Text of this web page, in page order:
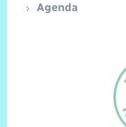
Agenda